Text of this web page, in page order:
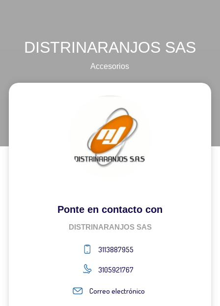
DISTRINARANJOS SAS
Accesorios
Ponte en contacto con
DISTRINARANJOS SAS
3113887955
3105921767
Correo electrónico